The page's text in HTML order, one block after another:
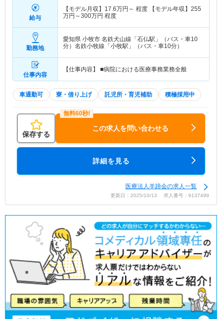
給与
【モデル月収】 17.6万円～ 程度 【モデル年収】 255
万円～300万円 程度
勤務地
愛知県 小牧市 名鉄犬山線「石仏駅」（バス・車10
分）名鉄小牧線「小牧駅」（バス・車10分）
仕事内容
【仕事内容】 ■病院における医療事務業務全般
車通勤可 寮・借り上げ 託児所・育児補助 積極採用中
保存する
この求人を問い合わせる
詳細を見る
医療法人羊蹄会の求人一覧
更新日：2025/10/13 求人番号：9137499